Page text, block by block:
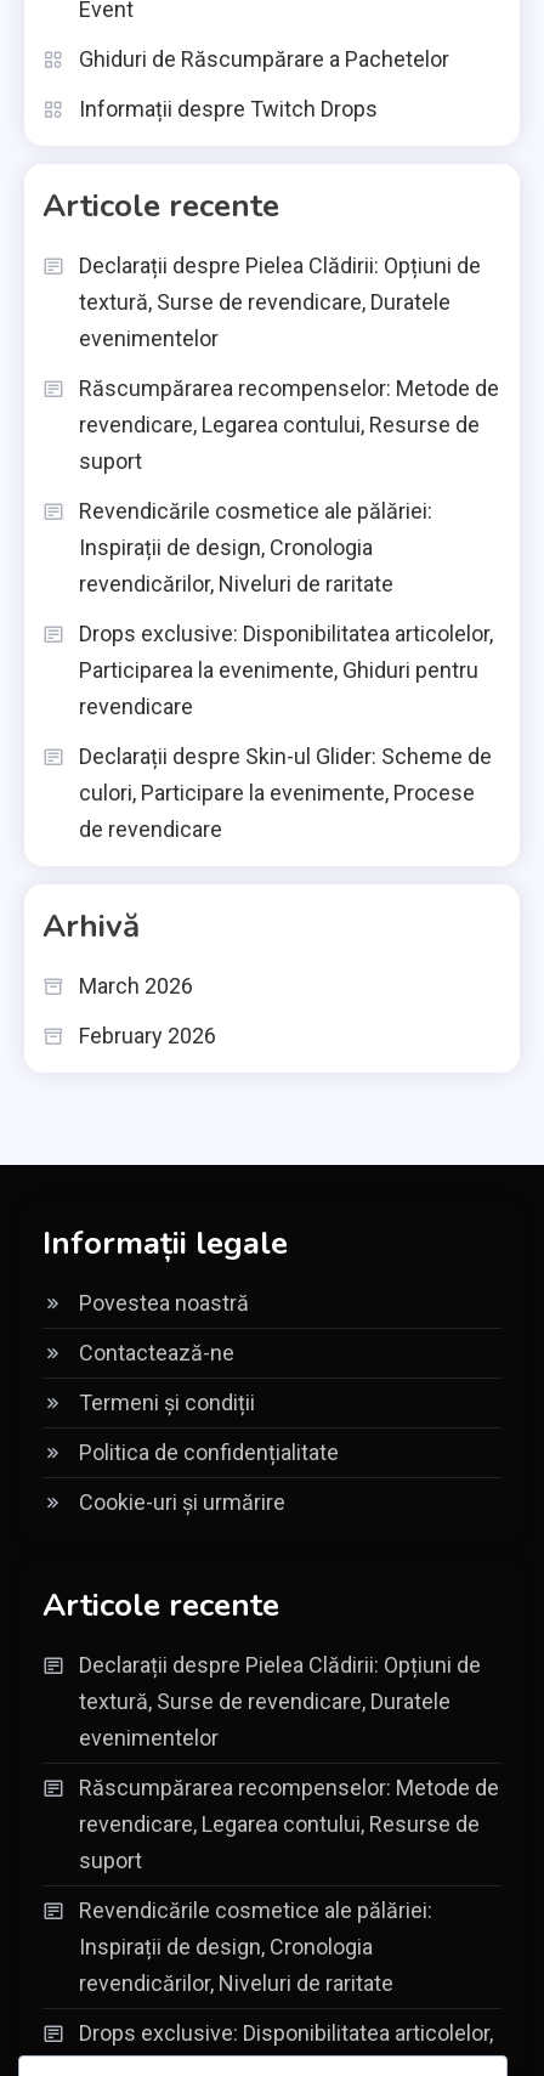
Event
Ghiduri de Răscumpărare a Pachetelor
Informații despre Twitch Drops
Articole recente
Declarații despre Pielea Clădirii: Opțiuni de
textură, Surse de revendicare, Duratele
evenimentelor
Răscumpărarea recompenselor: Metode de
revendicare, Legarea contului, Resurse de
suport
Revendicările cosmetice ale pălăriei:
Inspirații de design, Cronologia
revendicărilor, Niveluri de raritate
Drops exclusive: Disponibilitatea articolelor,
Participarea la evenimente, Ghiduri pentru
revendicare
Declarații despre Skin-ul Glider: Scheme de
culori, Participare la evenimente, Procese
de revendicare
Arhivă
March 2026
February 2026
Informații legale
Povestea noastră
Contactează-ne
Termeni și condiții
Politica de confidențialitate
Cookie-uri și urmărire
Articole recente
Declarații despre Pielea Clădirii: Opțiuni de
textură, Surse de revendicare, Duratele
evenimentelor
Răscumpărarea recompenselor: Metode de
revendicare, Legarea contului, Resurse de
suport
Revendicările cosmetice ale pălăriei:
Inspirații de design, Cronologia
revendicărilor, Niveluri de raritate
Drops exclusive: Disponibilitatea articolelor,